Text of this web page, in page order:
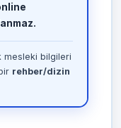
mesleki bilgileri
rehber/dizin